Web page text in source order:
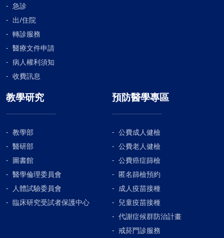
急診
出/住院
轉診服務
醫療文件申請
病人權利須知
收費訊息
教學研究
教學部
醫研部
圖書館
醫學倫理委員會
人體試驗委員會
臨床研究受試者保護中心
預防醫學專區
公費成人健檢
公費老人健檢
公費癌症篩檢
匿名篩檢預約
成人疫苗接種
兒童疫苗接種
代謝症候群防治計畫
戒菸門診服務